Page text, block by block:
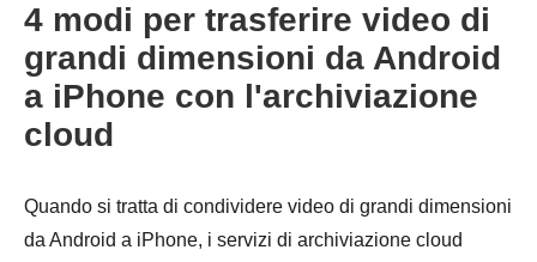
4 modi per trasferire video di
grandi dimensioni da Android
a iPhone con l'archiviazione
cloud
Quando si tratta di condividere video di grandi dimensioni
da Android a iPhone, i servizi di archiviazione cloud